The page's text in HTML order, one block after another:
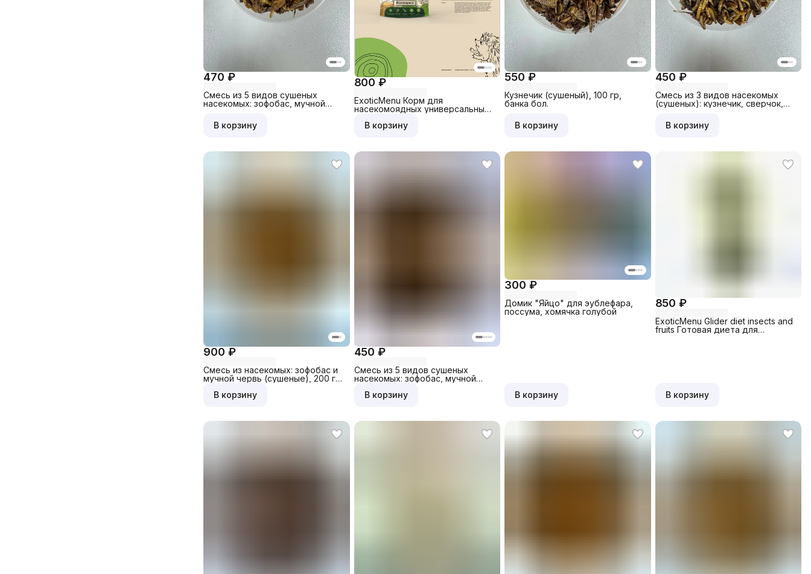
470 ₽
Смесь из 5 видов сушеных
насекомых: зофобас, мучной
кузнечик, 100 гр, банка мал.
В корзину
800 ₽
ExoticMenu Корм для
насекомоядных универсальный (
В корзину
550 ₽
Кузнечик (сушеный), 100 гр,
банка бол.
В корзину
450 ₽
Смесь из 3 видов насекомых
(сушеных): кузнечик, сверчок,
В корзину
900 ₽
Смесь из насекомых: зофобас и
мучной червь (сушеные), 200 гр,
В корзину
450 ₽
Смесь из 5 видов сушеных
насекомых: зофобас, мучной
кузнечик, 100 гр, пакет
В корзину
300 ₽
Домик "Яйцо" для эублефара,
поссума, хомячка голубой
В корзину
850 ₽
ExoticMenu Glider diet insects and
fruits Готовая диета для
В корзину